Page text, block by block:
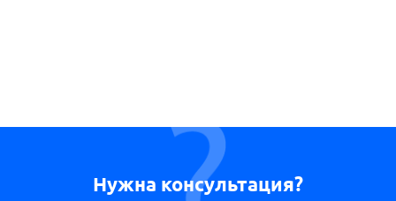
Нужна консультация?